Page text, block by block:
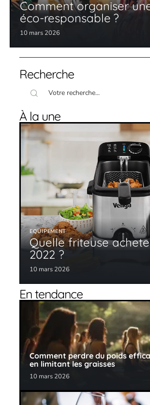
Comment organiser
éco-responsable ?
10 mars 2026
Recherche
À la une
EQUIPEMENT
Quelle friteuse
2022 ?
10 mars 2026
En tendance
Comment perdre du poids
en limitant les graisses
10 mars 2026